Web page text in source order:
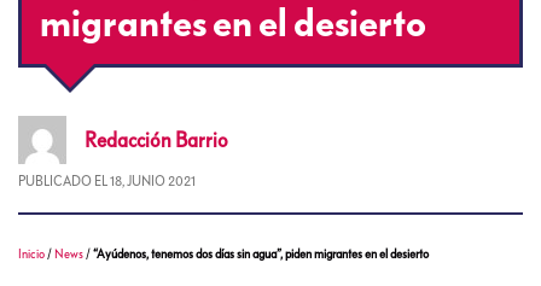
migrantes en el desierto
Redacción Barrio
PUBLICADO EL 18, JUNIO 2021
Inicio / News /“Ayúdenos, tenemos dos días sin agua”, piden migrantes en el desierto